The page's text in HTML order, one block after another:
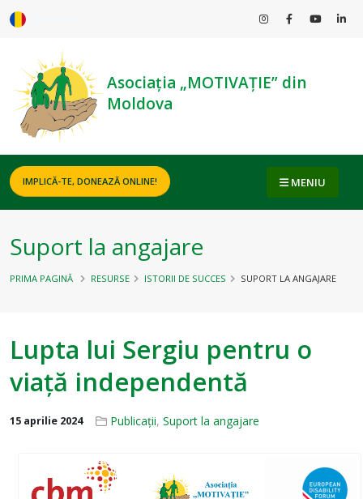
Asociația „MOTIVAȚIE” din
Moldova
IMPLICĂ-TE, DONEAZĂ ONLINE! MENIU
Suport la angajare
PRIMA PAGINĂ RESURSE ISTORII DE SUCCES SUPORT LA ANGAJARE
Lupta lui Sergiu pentru o
viață independentă
15 aprilie 2024 Publicații, Suport la angajare